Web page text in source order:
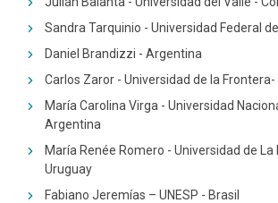
Sandra Tarquinio - Universidad Federal
Daniel Brandizzi - Argentina
Carlos Zaror - Universidad de la Frontera-
María Carolina Virga - Universidad
Argentina
María Renée Romero - Universidad de La
Uruguay
Fabiano Jeremías – UNESP - Brasil